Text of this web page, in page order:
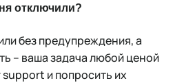
отключили?
без предупреждения, а
– ваша задача любой ценой
support и попросить их